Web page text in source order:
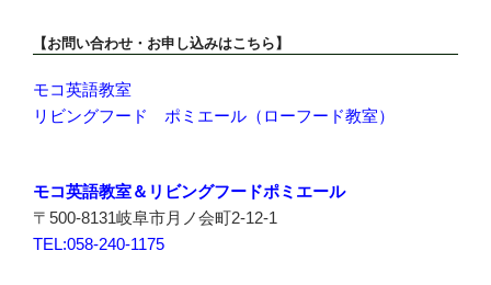
【お問い合わせ・お申し込みはこちら】
モコ英語教室
リビングフード ポミエール（ローフード教室）
モコ英語教室＆リビングフードポミエール
〒500-8131岐阜市月ノ会町2-12-1
TEL:058-240-1175